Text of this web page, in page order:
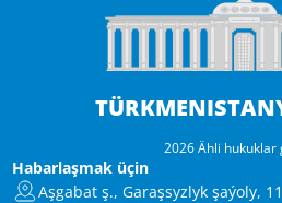
2026 Ähli hukuklar
Habarlaşmak üçin
Aşgabat ş., Garaşsyzlyk şaýoly,